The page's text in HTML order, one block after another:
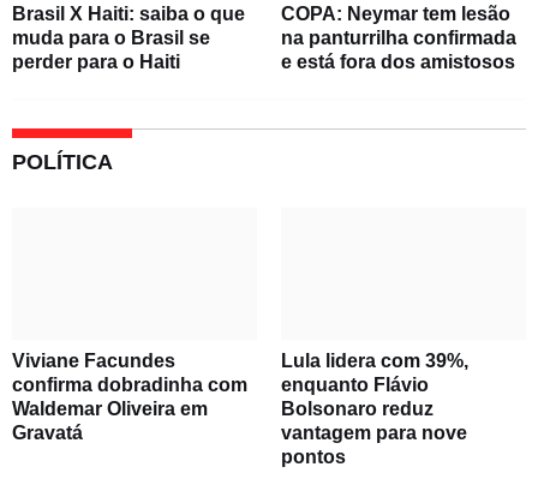
Brasil X Haiti: saiba o que
muda para o Brasil se
perder para o Haiti
COPA: Neymar tem lesão
na panturrilha confirmada
e está fora dos amistosos
POLÍTICA
Viviane Facundes
confirma dobradinha com
Waldemar Oliveira em
Gravatá
Lula lidera com 39%,
enquanto Flávio
Bolsonaro reduz
vantagem para nove
pontos